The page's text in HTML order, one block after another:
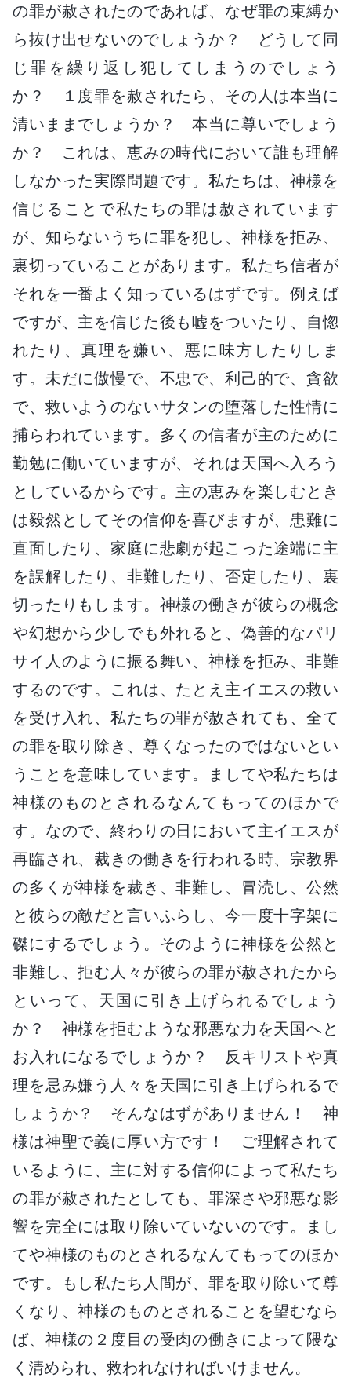
の罪が赦されたのであれば、なぜ罪の束縛か
ら抜け出せないのでしょうか？ どうして同
じ罪を繰り返し犯してしまうのでしょう
か？ １度罪を赦されたら、その人は本当に
清いままでしょうか？ 本当に尊いでしょう
か？ これは、恵みの時代において誰も理解
しなかった実際問題です。私たちは、神様を
信じることで私たちの罪は赦されています
が、知らないうちに罪を犯し、神様を拒み、
裏切っていることがあります。私たち信者が
それを一番よく知っているはずです。例えば
ですが、主を信じた後も嘘をついたり、自惚
れたり、真理を嫌い、悪に味方したりしま
す。未だに傲慢で、不忠で、利己的で、貪欲
で、救いようのないサタンの堕落した性情に
捕らわれています。多くの信者が主のために
勤勉に働いていますが、それは天国へ入ろう
としているからです。主の恵みを楽しむとき
は毅然としてその信仰を喜びますが、患難に
直面したり、家庭に悲劇が起こった途端に主
を誤解したり、非難したり、否定したり、裏
切ったりもします。神様の働きが彼らの概念
や幻想から少しでも外れると、偽善的なパリ
サイ人のように振る舞い、神様を拒み、非難
するのです。これは、たとえ主イエスの救い
を受け入れ、私たちの罪が赦されても、全て
の罪を取り除き、尊くなったのではないとい
うことを意味しています。ましてや私たちは
神様のものとされるなんてもってのほかで
す。なので、終わりの日において主イエスが
再臨され、裁きの働きを行われる時、宗教界
の多くが神様を裁き、非難し、冒涜し、公然
と彼らの敵だと言いふらし、今一度十字架に
磔にするでしょう。そのように神様を公然と
非難し、拒む人々が彼らの罪が赦されたから
といって、天国に引き上げられるでしょう
か？ 神様を拒むような邪悪な力を天国へと
お入れになるでしょうか？ 反キリストや真
理を忌み嫌う人々を天国に引き上げられるで
しょうか？ そんなはずがありません！ 神
様は神聖で義に厚い方です！ ご理解されて
いるように、主に対する信仰によって私たち
の罪が赦されたとしても、罪深さや邪悪な影
響を完全には取り除いていないのです。まし
てや神様のものとされるなんてもってのほか
です。もし私たち人間が、罪を取り除いて尊
くなり、神様のものとされることを望むなら
ば、神様の２度目の受肉の働きによって隈な
く清められ、救われなければいけません。